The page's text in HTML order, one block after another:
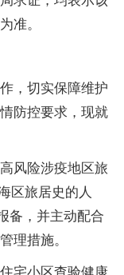
准。
，切实保障维护
防控要求，现就
风险涉疫地区旅
区旅居史的人
备，并主动配合
理措施。